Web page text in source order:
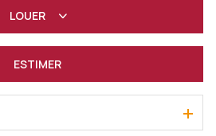
LOUER
ESTIMER